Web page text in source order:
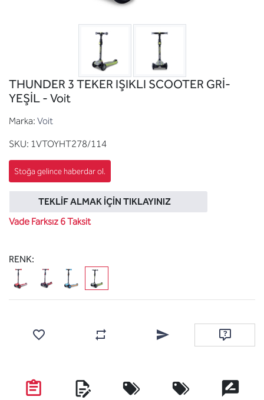
THUNDER 3 TEKER IŞIKLI SCOOTER GRİ-
YEŞİL - Voit
Marka: Voit
SKU: 1VTOYHT278/114
TEKLIF ALMAK İÇIN TIKLAYINIZ
Vade Farksız 6 Taksit
RENK:
Karşılaştırma listesine ekleArkadaşına e-posta ile
Soru sor